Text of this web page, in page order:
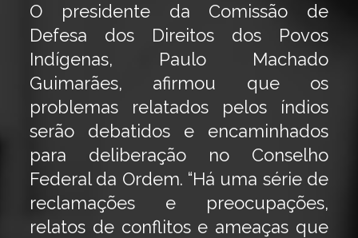
O presidente da Comissão de
Defesa dos Direitos dos Povos
Indígenas, Paulo Machado
Guimarães, afirmou que os
problemas relatados pelos índios
serão debatidos e encaminhados
para deliberação no Conselho
Federal da Ordem. “Há uma série de
reclamações e preocupações,
relatos de conflitos e ameaças que